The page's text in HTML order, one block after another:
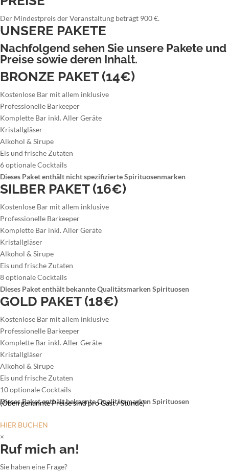
Der Mindestpreis der Veranstaltung beträgt 900 €.
UNSERE PAKETE
Nachfolgend sehen Sie unsere Pakete und
Preise sowie deren Inhalt.
BRONZE PAKET (14€)
Kostenlose Bar mit allem inklusive
Professionelle Barkeeper
Komplette Bar inkl. Aller Geräte
Kristallgläser
Alkohol & Sirupe
Eis und frische Zutaten
6 optionale Cocktails
Dieses Paket enthält nicht spezifizierte Spirituosenmarken
SILBER PAKET (16€)
Kostenlose Bar mit allem inklusive
Professionelle Barkeeper
Komplette Bar inkl. Aller Geräte
Kristallgläser
Alkohol & Sirupe
Eis und frische Zutaten
8 optionale Cocktails
Dieses Paket enthält bekannte Qualitätsmarken Spirituosen
GOLD PAKET (18€)
Kostenlose Bar mit allem inklusive
Professionelle Barkeeper
Komplette Bar inkl. Aller Geräte
Kristallgläser
Alkohol & Sirupe
Eis und frische Zutaten
10 optionale Cocktails
Dieses Paket enthält bekannte Qualitätsmarken Spirituosen
(Oben genannte Preise sind pro Gast / Stunde)
HIER BUCHEN
×
Ruf mich an!
Sie haben eine Frage?